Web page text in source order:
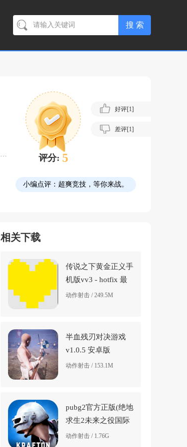
评分: 5
好评[1]
差评[1]
小编点评： 超爽竞技，等你来战。
相关下载
传说之下黄金正义手
机版vv3 - hotfix 最
新版
动作射击 / 249.5M
半血残刃对决游戏
v1.0.5 安卓版
动作射击 / 153.1M
pubg2官方正版(绝地
求生2未来之役国际
服)v0.9.77.692 安卓
动作射击 / 1.76G